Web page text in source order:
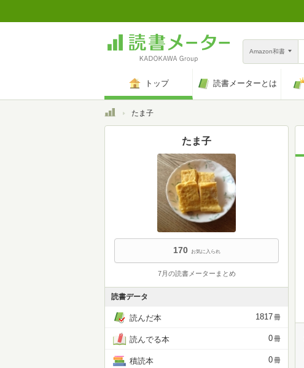
Amazon和書
トップ 読書メーターとは
トップたま子
たま子
170 お気に入られ
7月の読書メーターまとめ
読書データ
読んだ本 1817冊
読んでる本 0冊
積読本 0冊